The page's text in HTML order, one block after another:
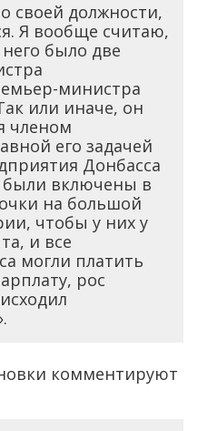
своей должности,
Я вообще считаю,
было две
министра
или иначе, он
членом
его задачей
Донбасса
были включены в
на большой
чтобы у них у
и все
могли платить
рос
комментируют